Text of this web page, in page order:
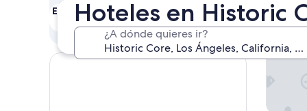
Hoteles en Historic
¿A dónde quieres ir?
Este fin de semana
7 ago. - 9 ago.
Próximo fin de
semana
14 ago. - 16 ago.